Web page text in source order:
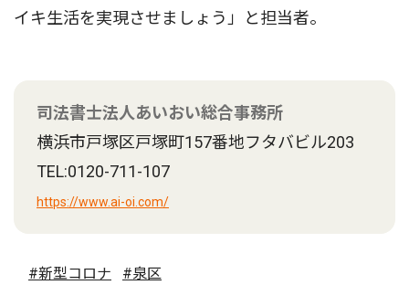
イキ生活を実現させましょう」と担当者。
司法書士法人あいおい総合事務所
横浜市戸塚区戸塚町157番地フタバビル203
TEL:0120-711-107
https://www.ai-oi.com/
#新型コロナ #泉区